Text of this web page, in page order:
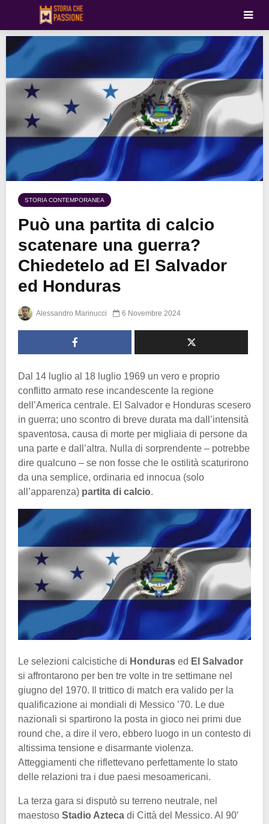
STORIA CONTEMPORANEA
Può una partita di calcio
scatenare una guerra?
Chiedetelo ad El Salvador
ed Honduras
Alessandro Marinucci 6 Novembre 2024
Dal 14 luglio al 18 luglio 1969 un vero e proprio
conflitto armato rese incandescente la regione
dell’America centrale. El Salvador e Honduras scesero
in guerra; uno scontro di breve durata ma dall’intensità
spaventosa, causa di morte per migliaia di persone da
una parte e dall’altra. Nulla di sorprendente – potrebbe
dire qualcuno – se non fosse che le ostilità scaturirono
da una semplice, ordinaria ed innocua (solo
all’apparenza) partita di calcio.
Le selezioni calcistiche di Honduras ed El Salvador
si affrontarono per ben tre volte in tre settimane nel
giugno del 1970. Il trittico di match era valido per la
qualificazione ai mondiali di Messico ’70. Le due
nazionali si spartirono la posta in gioco nei primi due
round che, a dire il vero, ebbero luogo in un contesto di
altissima tensione e disarmante violenza.
Atteggiamenti che riflettevano perfettamente lo stato
delle relazioni tra i due paesi mesoamericani.
La terza gara si disputò su terreno neutrale, nel
maestoso Stadio Azteca di Città del Messico. Al 90′